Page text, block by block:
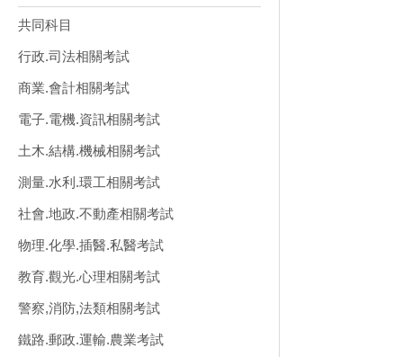
共同科目
行政.司法相關考試
商業.會計相關考試
電子.電機.資訊相關考試
土木.結構.機械相關考試
測量.水利.環工相關考試
社會.地政.不動產相關考試
物理.化學.插醫.私醫考試
教育.觀光.心理相關考試
警察,消防,法類相關考試
鐵路.郵政.運輸.農業考試